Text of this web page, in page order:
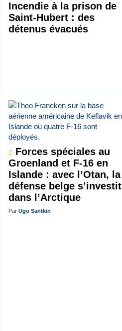
Incendie à la prison de
Saint-Hubert : des
détenus évacués
Forces spéciales au
Groenland et F-16 en
Islande : avec l’Otan, la
défense belge s’investit
dans l’Arctique
Par Ugo Santkin